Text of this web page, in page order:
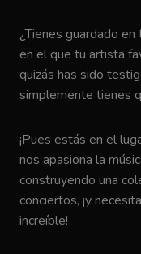
¿Tienes guardado
en el que tu artista
quizás has sido
simplemente tienes
¡Pues estás en el
nos apasiona la
construyendo una
conciertos, ¡y
increíble!